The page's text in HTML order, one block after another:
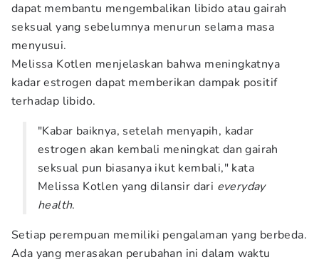
dapat membantu mengembalikan libido atau gairah
seksual yang sebelumnya menurun selama masa
menyusui.
Melissa Kotlen menjelaskan bahwa meningkatnya
kadar estrogen dapat memberikan dampak positif
terhadap libido.
"Kabar baiknya, setelah menyapih, kadar
estrogen akan kembali meningkat dan gairah
seksual pun biasanya ikut kembali," kata
Melissa Kotlen yang dilansir dari everyday
health.
Setiap perempuan memiliki pengalaman yang berbeda.
Ada yang merasakan perubahan ini dalam waktu